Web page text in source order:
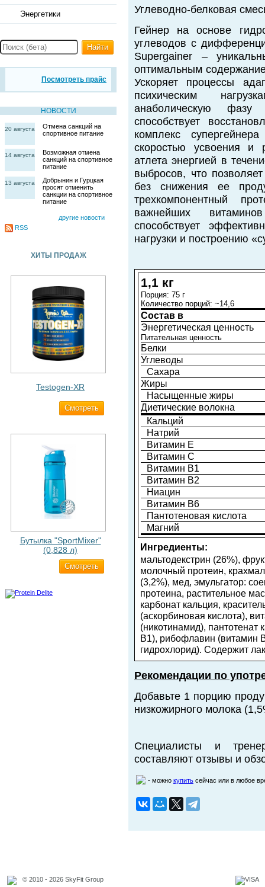
Энергетики
Найти
Посмотреть прайс
НОВОСТИ
20 августа
Отмена санкций на
спортивное питание
14 августа
Возможная отмена
санкций на спортивное
питание
13 августа
Добрынин и Гурцкая
просят отменить
санкции на спортивное
питание
другие новости
RSS
ХИТЫ ПРОДАЖ
Testogen-XR
Cмотреть
Бутылка "SportMixer"
(0,828 л)
Cмотреть
Углеводно-белковая
Гейнер на основе
углеводов с
Supergainer –
оптимальным
Ускоряет процессы
психическим
анаболическую фазу
способствует
комплекс
скоростью усвоения и
атлета энергией в
выбросов, что
без снижения ее
трехкомпонентный
важнейших
способствует
нагрузки и построению
1,1 кг
Порция: 75 г
Количество порций: ~14,6
Состав в
Энергетическая ценность
Питательная ценность
Белки
Углеводы
Сахара
Жиры
Насыщенные жиры
Диетические волокна
Кальций
Натрий
Витамин E
Витамин C
Витамин B1
Витамин B2
Ниацин
Витамин B6
Пантотеновая кислота
Магний
Ингредиенты:
мальтодекстрин (26%),
молочный протеин,
(3,2%), мед, эмульгатор:
протеина, растительное
карбонат кальция,
(аскорбиновая кислота),
(никотинамид), пантотенат
B1), рибофлавин (витамин
гидрохлорид). Содержит
Рекомендации по
Добавьте 1 порцию
низкожирного молока
Специалисты и
составляют отзывы и
- можно купить сейчас или в любое
© 2010 - 2026 SkyFit Group